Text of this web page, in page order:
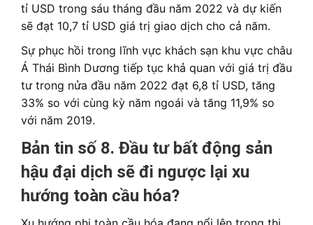
tỉ USD trong sáu tháng đầu năm 2022 và dự kiến
sẽ đạt 10,7 tỉ USD giá trị giao dịch cho cả năm.
Sự phục hồi trong lĩnh vực khách sạn khu vực châu
Á Thái Bình Dương tiếp tục khả quan với giá trị đầu
tư trong nửa đầu năm 2022 đạt 6,8 tỉ USD, tăng
33% so với cùng kỳ năm ngoái và tăng 11,9% so
với năm 2019.
Bản tin số 8. Đầu tư bất động sản
hậu đại dịch sẽ đi ngược lại xu
hướng toàn cầu hóa?